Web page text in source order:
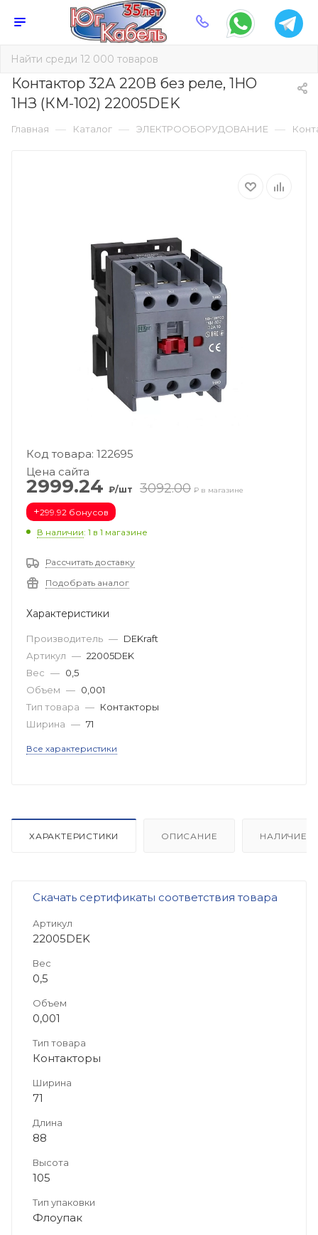
Контактор 32А 220В без реле, 1НО
1НЗ (КМ-102) 22005DEK
Главная — Каталог — ЭЛЕКТРООБОРУДОВАНИЕ —
Код товара: 122695
Цена сайта
2999.24 ₽/шт 3092.00 ₽ в магазине
+299.92 бонусов
В наличии: 1 в 1 магазине
Рассчитать доставку
Подобрать аналог
Характеристики
Производитель — DEKraft
Артикул — 22005DEK
Вес — 0,5
Объем — 0,001
Тип товара — Контакторы
Ширина — 71
Все характеристики
ХАРАКТЕРИСТИКИ ОПИСАНИЕ НАЛИЧИЕ
Скачать сертификаты соответствия товара
Артикул
22005DEK
Вес
0,5
Объем
0,001
Тип товара
Контакторы
Ширина
71
Длина
88
Высота
105
Тип упаковки
Флоупак